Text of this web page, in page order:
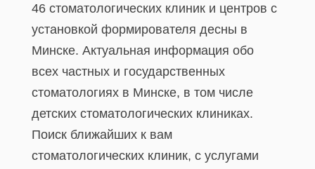
46 стоматологических клиник и центров с
установкой формирователя десны в
Минске. Актуальная информация обо
всех частных и государственных
стоматологиях в Минске, в том числе
детских стоматологических клиниках.
Поиск ближайших к вам
стоматологических клиник, с услугами